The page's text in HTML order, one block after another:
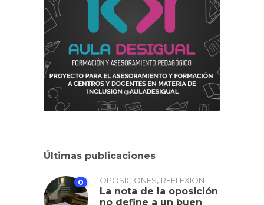
Últimas publicaciones
0 OPOSICIONES, REFLEXION
La nota de la oposición
no define a un buen